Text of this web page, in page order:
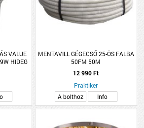
VALUE
HIDEG
MENTAVILL GÉGECSŐ 25-ÖS FALBA
50FM 50M
12 990 Ft
Praktiker
A bolthoz
Info